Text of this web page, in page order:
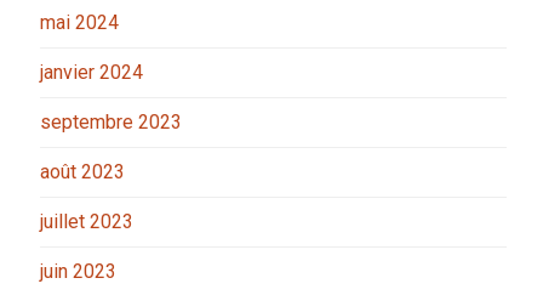
mai 2024
janvier 2024
septembre 2023
août 2023
juillet 2023
juin 2023